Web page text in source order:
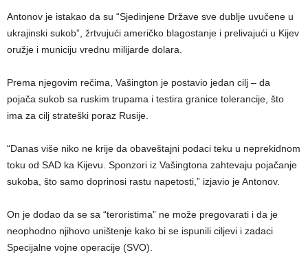
Antonov je istakao da su “Sjedinjene Države sve dublje uvučene u
ukrajinski sukob”, žrtvujući američko blagostanje i prelivajući u Kijev
oružje i municiju vrednu milijarde dolara.
Prema njegovim rečima, Vašington je postavio jedan cilj – da
pojača sukob sa ruskim trupama i testira granice tolerancije, što
ima za cilj strateški poraz Rusije.
“Danas više niko ne krije da obaveštajni podaci teku u neprekidnom
toku od SAD ka Kijevu. Sponzori iz Vašingtona zahtevaju pojačanje
sukoba, što samo doprinosi rastu napetosti,” izjavio je Antonov.
On je dodao da se sa “teroristima” ne može pregovarati i da je
neophodno njihovo uništenje kako bi se ispunili ciljevi i zadaci
Specijalne vojne operacije (SVO).